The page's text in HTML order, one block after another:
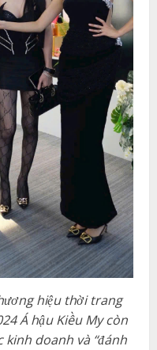
hiệu thời trang
Á hậu Kiều My còn
doanh và “đánh